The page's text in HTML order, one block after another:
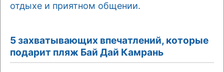
отдыхе и приятном общении.
5 захватывающих впечатлений, которые
подарит пляж Бай Дай Камрань